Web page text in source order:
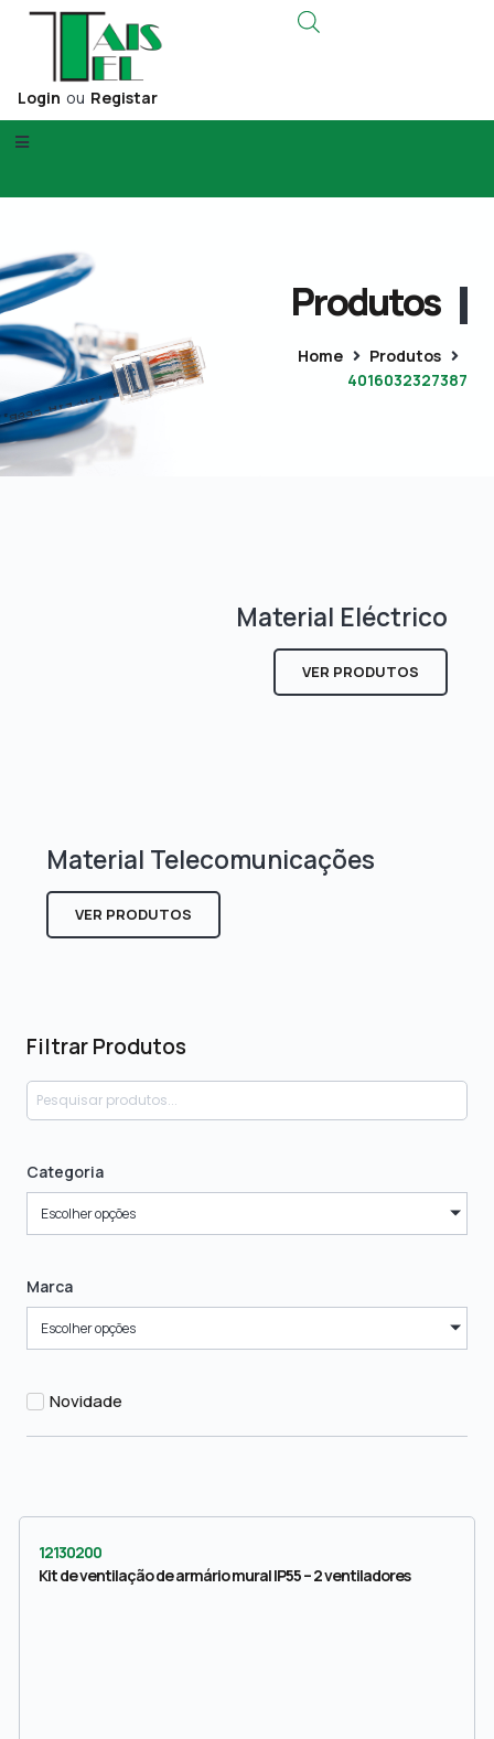
Login ou Registar
Produtos
Home
Produtos
4016032327387
Filtrar Produtos
Categoria
Escolher opções
Marca
Escolher opções
Novidade
Material Eléctrico
VER PRODUTOS
Material Telecomunicações
VER PRODUTOS
12130200
Kit de ventilação de armário mural IP55 – 2 ventiladores